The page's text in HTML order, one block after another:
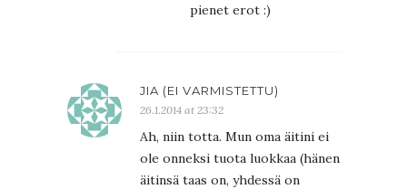
pienet erot :)
JIA (EI VARMISTETTU)
26.1.2014 at 23:32
Ah, niin totta. Mun oma äitini ei
ole onneksi tuota luokkaa (hänen
äitinsä taas on, yhdessä on